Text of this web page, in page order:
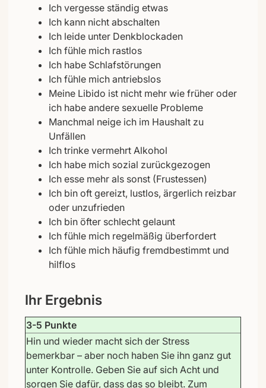
Ich vergesse ständig etwas
Ich kann nicht abschalten
Ich leide unter Denkblockaden
Ich fühle mich rastlos
Ich habe Schlafstörungen
Ich fühle mich antriebslos
Meine Libido ist nicht mehr wie früher oder
ich habe andere sexuelle Probleme
Manchmal neige ich im Haushalt zu
Unfällen
Ich trinke vermehrt Alkohol
Ich habe mich sozial zurückgezogen
Ich esse mehr als sonst (Frustessen)
Ich bin oft gereizt, lustlos, ärgerlich reizbar
oder unzufrieden
Ich bin öfter schlecht gelaunt
Ich fühle mich regelmäßig überfordert
Ich fühle mich häufig fremdbestimmt und
hilflos
Ihr Ergebnis
3-5 Punkte
Hin und wieder macht sich der Stress
bemerkbar – aber noch haben Sie ihn ganz gut
unter Kontrolle. Geben Sie auf sich Acht und
sorgen Sie dafür, dass das so bleibt. Zum